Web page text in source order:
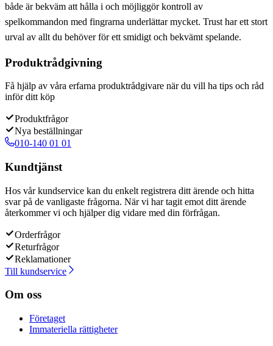
både är bekväm att hålla i och möjliggör kontroll av
spelkommandon med fingrarna underlättar mycket. Trust har ett stort
urval av allt du behöver för ett smidigt och bekvämt spelande.
Produktrådgivning
Få hjälp av våra erfarna produktrådgivare när du vill ha tips och råd
inför ditt köp
Produktfrågor
Nya beställningar
010-140 01 01
Kundtjänst
Hos vår kundservice kan du enkelt registrera ditt ärende och hitta
svar på de vanligaste frågorna. När vi har tagit emot ditt ärende
återkommer vi och hjälper dig vidare med din förfrågan.
Orderfrågor
Returfrågor
Reklamationer
Till kundservice
Om oss
Företaget
Immateriella rättigheter